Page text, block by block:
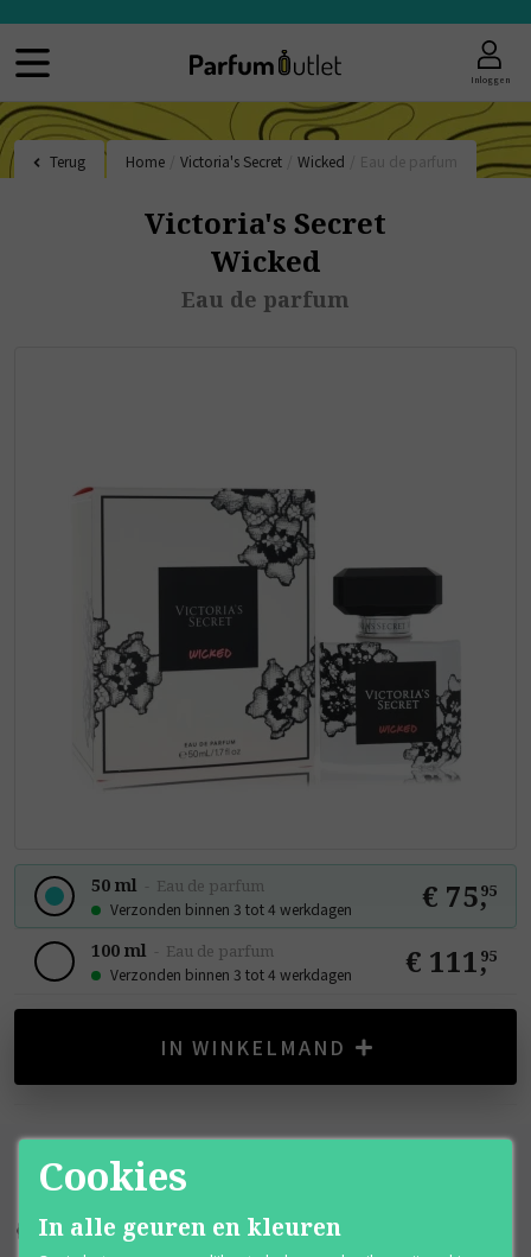
Inloggen
Terug Home Victoria's Secret Wicked
Victoria's Secret
Wicked
Eau de parfum
50 ml Eau de parfum
Verzonden binnen 3 tot 4 werkdagen € 75,
95
100 ml - Eau de parfum
Verzonden binnen 3 tot 4 werkdagen € 111,
95
IN WINKELMAND
Kortingen tot wel 70% Al 12 jaar
Cookies
In alle geuren en kleuren